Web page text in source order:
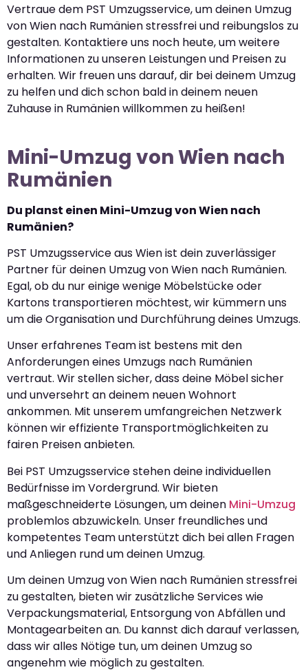
Vertraue dem PST Umzugsservice, um deinen Umzug
von Wien nach Rumänien stressfrei und reibungslos zu
gestalten. Kontaktiere uns noch heute, um weitere
Informationen zu unseren Leistungen und Preisen zu
erhalten. Wir freuen uns darauf, dir bei deinem Umzug
zu helfen und dich schon bald in deinem neuen
Zuhause in Rumänien willkommen zu heißen!
Mini-Umzug von Wien nach
Rumänien
Du planst einen Mini-Umzug von Wien nach
Rumänien?
PST Umzugsservice aus Wien ist dein zuverlässiger
Partner für deinen Umzug von Wien nach Rumänien.
Egal, ob du nur einige wenige Möbelstücke oder
Kartons transportieren möchtest, wir kümmern uns
um die Organisation und Durchführung deines Umzugs.
Unser erfahrenes Team ist bestens mit den
Anforderungen eines Umzugs nach Rumänien
vertraut. Wir stellen sicher, dass deine Möbel sicher
und unversehrt an deinem neuen Wohnort
ankommen. Mit unserem umfangreichen Netzwerk
können wir effiziente Transportmöglichkeiten zu
fairen Preisen anbieten.
Bei PST Umzugsservice stehen deine individuellen
Bedürfnisse im Vordergrund. Wir bieten
maßgeschneiderte Lösungen, um deinen Mini-Umzug
problemlos abzuwickeln. Unser freundliches und
kompetentes Team unterstützt dich bei allen Fragen
und Anliegen rund um deinen Umzug.
Um deinen Umzug von Wien nach Rumänien stressfrei
zu gestalten, bieten wir zusätzliche Services wie
Verpackungsmaterial, Entsorgung von Abfällen und
Montagearbeiten an. Du kannst dich darauf verlassen,
dass wir alles Nötige tun, um deinen Umzug so
angenehm wie möglich zu gestalten.